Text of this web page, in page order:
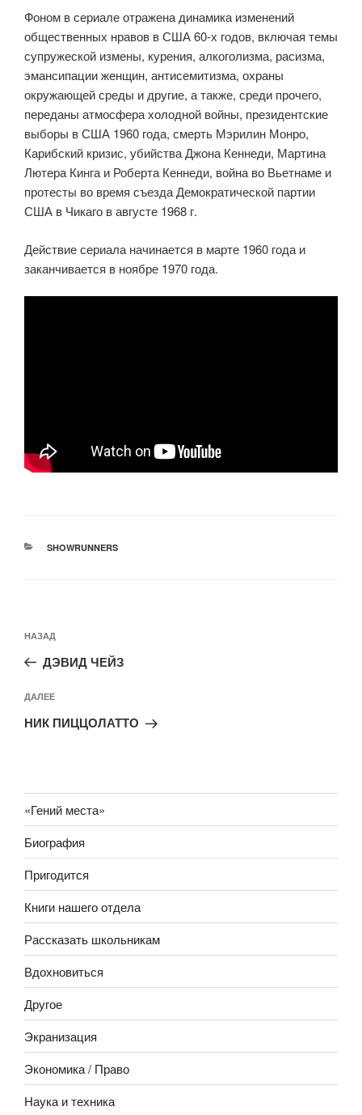
Фоном в сериале отражена динамика изменений
общественных нравов в США 60-х годов, включая темы
супружеской измены, курения, алкоголизма, расизма,
эмансипации женщин, антисемитизма, охраны
окружающей среды и другие, а также, среди прочего,
переданы атмосфера холодной войны, президентские
выборы в США 1960 года, смерть Мэрилин Монро,
Карибский кризис, убийства Джона Кеннеди, Мартина
Лютера Кинга и Роберта Кеннеди, война во Вьетнаме и
протесты во время съезда Демократической партии
США в Чикаго в августе 1968 г.
Действие сериала начинается в марте 1960 года и
заканчивается в ноябре 1970 года.
РУБРИКИ
SHOWRUNNERS
по
записям
Предыдущая
запись:
НАЗАД
ДЭВИД ЧЕЙЗ
Следующая
запись
ДАЛЕЕ
НИК ПИЦЦОЛАТТО
«Гений места»
Биография
Пригодится
Книги нашего отдела
Рассказать школьникам
Вдохновиться
Другое
Экранизация
Экономика / Право
Наука и техника